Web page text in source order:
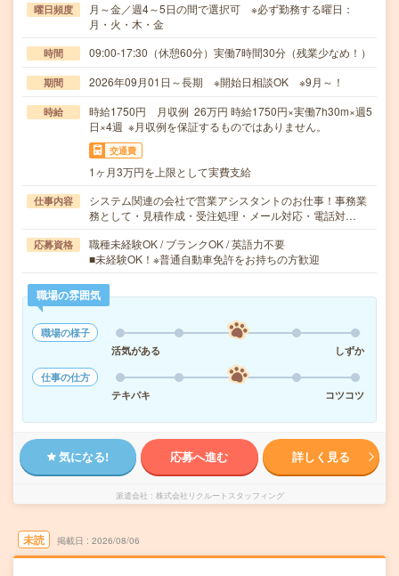
曜日頻度
月～金／週4～5日の間で選択可 ※必ず勤務する曜日：
月・火・木・金
時間 09:00-17:30（休憩60分）実働7時間30分（残業少なめ！）
期間 2026年09月01日～長期 ※開始日相談OK ※9月～！
時給
時給1750円 月収例 26万円 時給1750円×実働7h30m×週5
日×4週 ※月収例を保証するものではありません。
交通費
1ヶ月3万円を上限として実費支給
仕事内容
システム関連の会社で営業アシスタントのお仕事！事務業
務として・見積作成・受注処理・メール対応・電話対…
応募資格
職種未経験OK / ブランクOK / 英語力不要
■未経験OK！※普通自動車免許をお持ちの方歓迎
職場の雰囲気
職場の様子
活気がある
しずか
仕事の仕方
テキパキ
コツコツ
気になる! 応募へ進む 詳しく見る
派遣会社 株式会社リクルートスタッフィング
未読 掲載日 2026/08/06